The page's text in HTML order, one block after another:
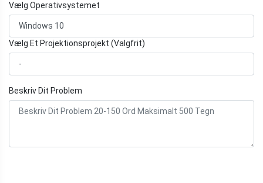
Vælg Operativsystemet
Vælg Et Projektionsprojekt (Valgfrit)
Beskriv Dit Problem